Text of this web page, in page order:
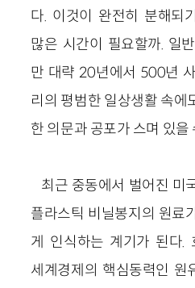
다. 이것이 완전히 분해되
많은 시간이 필요할까. 일
만 대략 20년에서 500년
리의 평범한 일상생활 속에
한 의문과 공포가 스며 있을
최근 중동에서 벌어진 미
플라스틱 비닐봉지의 원료
게 인식하는 계기가 된다.
세계경제의 핵심동력인 원